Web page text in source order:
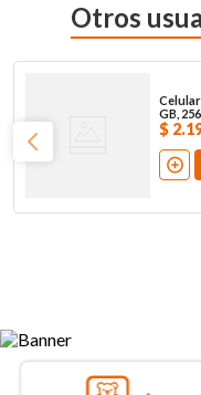
Otros
Celular
GB,
$ 2.